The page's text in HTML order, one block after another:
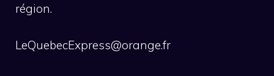
région.
LeQuebecExpress@orange.fr